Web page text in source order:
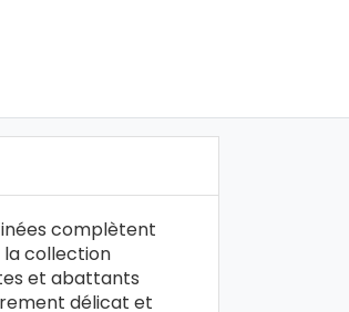
complètent
collection
et abattants
délicat et